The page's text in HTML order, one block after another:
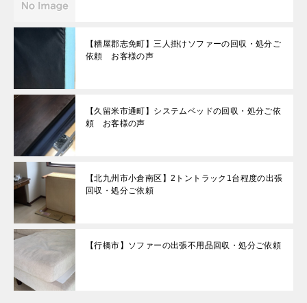
【糟屋郡志免町】三人掛けソファーの回収・処分ご
依頼 お客様の声
【久留米市通町】システムベッドの回収・処分ご依
頼 お客様の声
【北九州市小倉南区】2トントラック1台程度の出張
回収・処分ご依頼
【行橋市】ソファーの出張不用品回収・処分ご依頼